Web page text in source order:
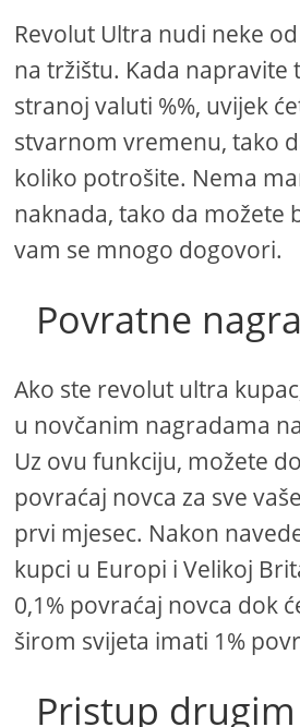
Revolut Ultra nudi neke
na tržištu. Kada napravite
stranoj valuti %%, uvijek
stvarnom vremenu, tako
koliko potrošite. Nema
naknada, tako da možete
vam se mnogo dogovori.
Povratne
Ako ste revolut ultra
u novčanim nagradama
Uz ovu funkciju, možete
povraćaj novca za sve
prvi mjesec. Nakon
kupci u Europi i Velikoj
0,1% povraćaj novca dok
širom svijeta imati 1%
Pristup drugim